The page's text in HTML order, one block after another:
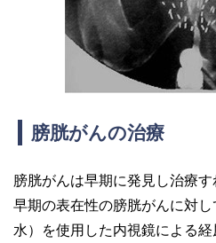
膀胱がんの治療
膀胱がんは早期に発見し治療す
早期の表在性の膀胱がんに対
水）を使用した内視鏡による